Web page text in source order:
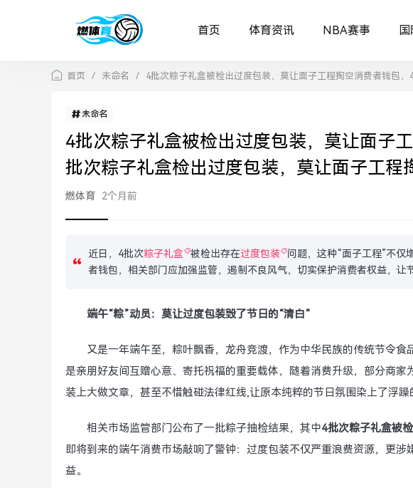
首页 体育资讯 NBA赛事
首页 / 未命名 / 4批次粽子礼盒被检出过度包装，莫让面子工程掏空消费者钱包
未命名
4批次粽子礼盒被检出过度包装，莫让面子
批次粽子礼盒检出过度包装，莫让面子工程
燃体育 2个月前
近日，4批次粽子礼盒 被检出存在过度包装
问题，这种“面子工程”不仅
者钱包，相关部门应加强监管，遏制不良风气，切实保护消费者权益，让
端午“粽”动员：莫让过度包装毁了节日的“清白”
又是一年端午至，粽叶飘香，龙舟竞渡，作为中华民族的传统节令食
是亲朋好友间互赠心意、寄托祝福的重要载体，随着消费升级，部分商家
装上大做文章，甚至不惜触碰法律红线,让原本纯粹的节日氛围染上了浮躁
相关市场监管部门公布了一批粽子抽检结果，其中4批次粽子礼盒被
即将到来的端午消费市场敲响了警钟：过度包装不仅严重浪费资源，更
益。